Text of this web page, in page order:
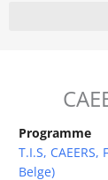
Programme
T.I.S,
Belge)